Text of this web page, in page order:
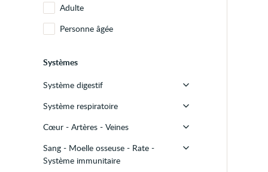
Adulte
Personne âgée
Systèmes
Système digestif
Bouche
Œsophage
Estomac
Système respiratoire
Nez
Sinus
Cœur - Artères - Veines
Cœur
Sang - Moelle osseuse - Rate -
Système immunitaire